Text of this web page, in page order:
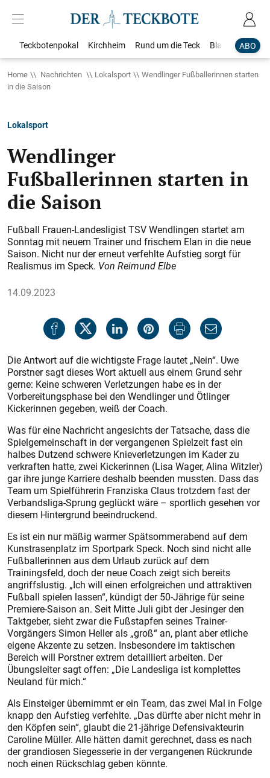
ABO
Teckbotenpokal Kirchheim Rund um die Teck Blaulicht
Home Nachrichten Lokalsport
Wendlinger Fußballerinnen starten
in die Saison
Lokalsport
Wendlinger
Fußballerinnen starten in
die Saison
Fußball Frauen-Landesligist TSV Wendlingen startet am
Sonntag mit neuem Trainer und frischem Elan in die neue
Saison. Nicht nur der erneut verfehlte Aufstieg sorgt für
Realismus im Speck. Von Reimund Elbe
14.09.2023
Die Antwort auf die wichtigste Frage lautet „Nein“. Uwe
Porstner sagt dieses Wort aktuell aus einem Grund sehr
gerne: Keine schweren Verletzungen habe es in der
Vorbereitungsphase bei den Wendlinger und Ötlinger
Kickerinnen gegeben, weiß der Coach.
Was für eine Nachricht angesichts der Tatsache, dass die
Spielgemeinschaft in der vergangenen Spielzeit fast ein
halbes Dutzend schwere Knieverletzungen im Kader zu
verkraften hatte, zwei Kickerinnen (Lisa Wager, Alina Witzler)
gar ihre junge Karriere deshalb beenden mussten. Dass das
Team um Spielführerin Franziska Claus trotzdem fast der
Verbandsliga-Sprung geglückt wäre – sportlich gesehen vor
diesem Hintergrund beeindruckend.
Es ist ein nur mäßig warmer Spätsommerabend auf dem
Kunstrasenplatz im Sportpark Speck. Noch sind nicht alle
Fußballerinnen aus dem Urlaub zurück auf dem
Trainingsfeld, doch der neue Coach zeigt sich bereits
angriffslustig. „Ich will einen erfolgreichen und attraktiven
Fußball spielen lassen“, kündigt der 50-Jährige für seine
Premiere-Saison an. Seit Mitte Juli gibt der Jesinger den
Taktgeber, sieht zwar die Fußstapfen seines Trainer-
Vorgängers Simon Heller als „groß“ an, plant aber etliche
eigene Akzente zu setzen. Insbesondere im taktischen
Bereich will Porst­ner extrem detailliert arbeiten. Der
Übungsleiter sagt offen: „Die Landesliga ist komplettes
Neuland für mich.“
Als Einsteiger übernimmt er ein Team, das zwei Mal in Folge
knapp den Aufstieg verfehlte. „Das dürfte aber nicht mehr in
den Köpfen sein“, glaubt die 21-jährige Defensivakteurin
Caroline Müller. Alle hätten damit gerechnet, dass es nach
der grandiosen Siegesserie in der vergangenen Rückrunde
noch einen Rückschlag geben könnte.